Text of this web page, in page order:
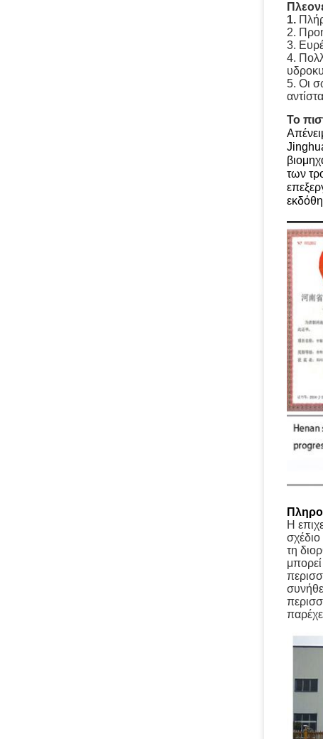
1.
2.
3.
4.
5. Οι
Το
των
Η
τη